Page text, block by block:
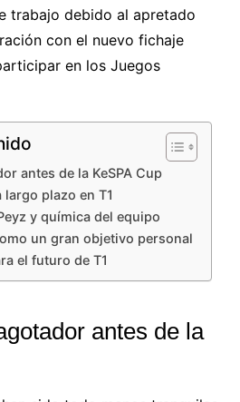
trabajo debido al apretado
con el nuevo fichaje
en los Juegos
antes de la KeSPA Cup
plazo en T1
y química del equipo
un gran objetivo personal
el futuro de T1
antes de la